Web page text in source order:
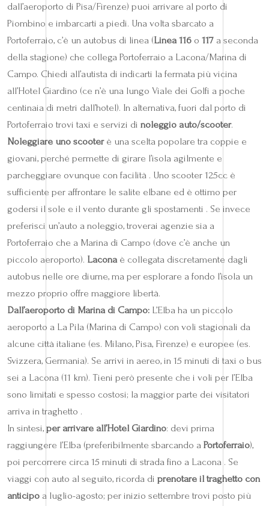
dall’aeroporto di Pisa/Firenze) puoi arrivare al porto di
Piombino e imbarcarti a piedi. Una volta sbarcato a
Portoferraio, c’è un autobus di linea (Linea 116 o 117 a seconda
della stagione) che collega Portoferraio a Lacona/Marina di
Campo. Chiedi all’autista di indicarti la fermata più vicina
all’Hotel Giardino (ce n’è una lungo Viale dei Golfi a poche
centinaia di metri dall’hotel). In alternativa, fuori dal porto di
Portoferraio trovi taxi e servizi di noleggio auto/scooter.
Noleggiare uno scooterè una scelta popolare tra coppie e
giovani, perché permette di girare l’isola agilmente e
parcheggiare ovunque con facilità . Uno scooter 125cc è
sufficiente per affrontare le salite elbane ed è ottimo per
godersi il sole e il vento durante gli spostamenti . Se invece
preferisci un’auto a noleggio, troverai agenzie sia a
Portoferraio che a Marina di Campo (dove c’è anche un
piccolo aeroporto). Laconaè collegata discretamente dagli
autobus nelle ore diurne, ma per esplorare a fondo l’isola un
mezzo proprio offre maggiore libertà.
Dall’aeroporto di Marina di Campo: L’Elba ha un piccolo
aeroporto a La Pila (Marina di Campo) con voli stagionali da
alcune città italiane (es. Milano, Pisa, Firenze) e europee (es.
Svizzera, Germania). Se arrivi in aereo, in 15 minuti di taxi o bus
sei a Lacona (11 km). Tieni però presente che i voli per l’Elba
sono limitati e spesso costosi; la maggior parte dei visitatori
arriva in traghetto .
In sintesi, per arrivare all’Hotel Giardino: devi prima
raggiungere l’Elba (preferibilmente sbarcando a Portoferraio),
poi percorrere circa 15 minuti di strada fino a Lacona . Se
viaggi con auto al seguito, ricorda di prenotare il traghetto con
anticipo a luglio-agosto; per inizio settembre trovi posto più